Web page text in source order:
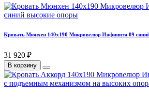
Кровать Мюнхен 140х190 Микровелюр Инфинити 09
31 920 ₽
В корзину